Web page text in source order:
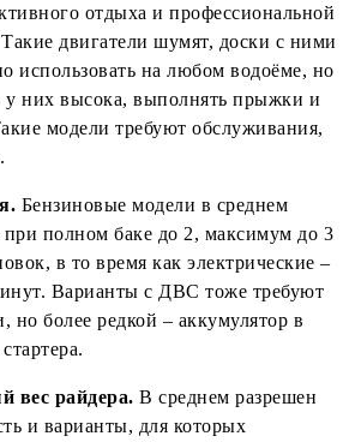
отдыха и профессиональной
двигатели шумят, доски с ними
использовать на любом водоёме, но
у них высока, выполнять прыжки и
модели требуют обслуживания,
Бензиновые модели в среднем
при полном баке до 2, максимум до 3
в то время как электрические –
Варианты с ДВС тоже требуют
но более редкой – аккумулятор в
вес райдера. В среднем разрешен
и варианты, для которых